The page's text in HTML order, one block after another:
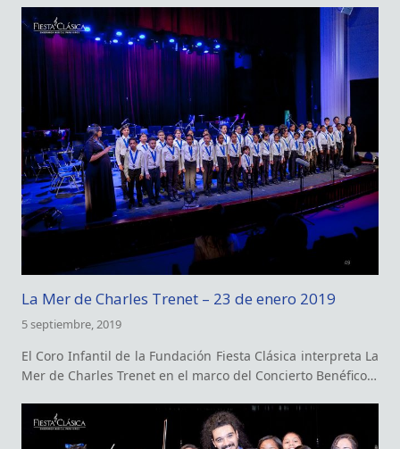
La Mer de Charles Trenet – 23 de enero 2019
5 septiembre, 2019
El Coro Infantil de la Fundación Fiesta Clásica interpreta La
Mer de Charles Trenet en el marco del Concierto Benéfico…